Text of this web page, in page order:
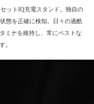
ットIQ充電スタンド。独自の
態を正確に検知。日々の過酷
ミナを維持し、常にベストな
。